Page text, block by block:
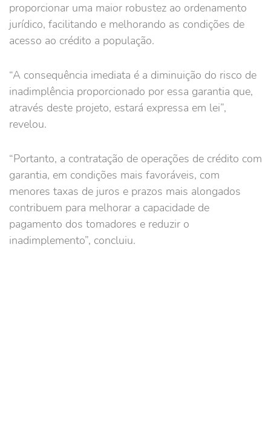
proporcionar uma maior robustez ao ordenamento
jurídico, facilitando e melhorando as condições de
acesso ao crédito a população.
“A consequência imediata é a diminuição do risco de
inadimplência proporcionado por essa garantia que,
através deste projeto, estará expressa em lei”,
revelou.
“Portanto, a contratação de operações de crédito com
garantia, em condições mais favoráveis, com
menores taxas de juros e prazos mais alongados
contribuem para melhorar a capacidade de
pagamento dos tomadores e reduzir o
inadimplemento”, concluiu.